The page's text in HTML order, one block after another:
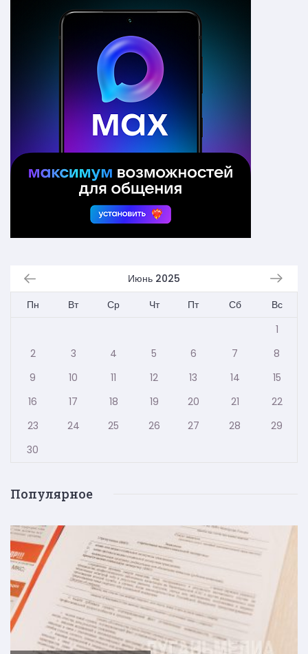
Июнь 2025
Пн
Вт Ср Чт Пт Сб
Вс
1
2
3 4 5 6 7
8
9
10 11 12 13 14
15
16
17 18 19 20 21
22
23
24 25 26 27 28
29
30
Популярное